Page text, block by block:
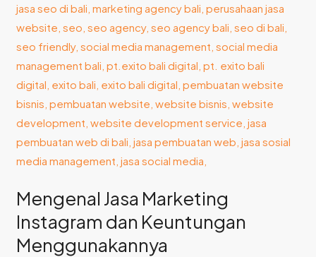
Mengenal Jasa Marketing
Instagram dan Keuntungan
Menggunakannya
Keuntungan
Menggunakannya